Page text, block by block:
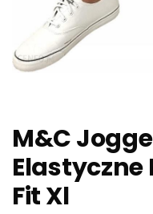
M&C
Elastyczne
Fit Xl